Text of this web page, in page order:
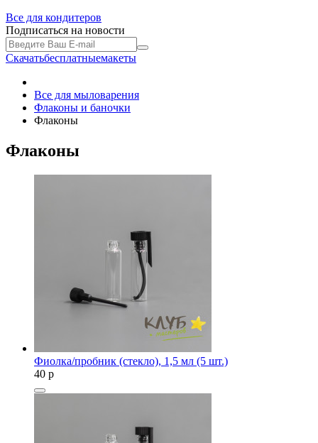
Все для кондитеров
Подписаться на новости
Скачатьбесплатныемакеты
Все для мыловарения
Флаконы и баночки
Флаконы
Флаконы
Фиолка/пробник (стекло), 1,5 мл (5 шт.)
40 p